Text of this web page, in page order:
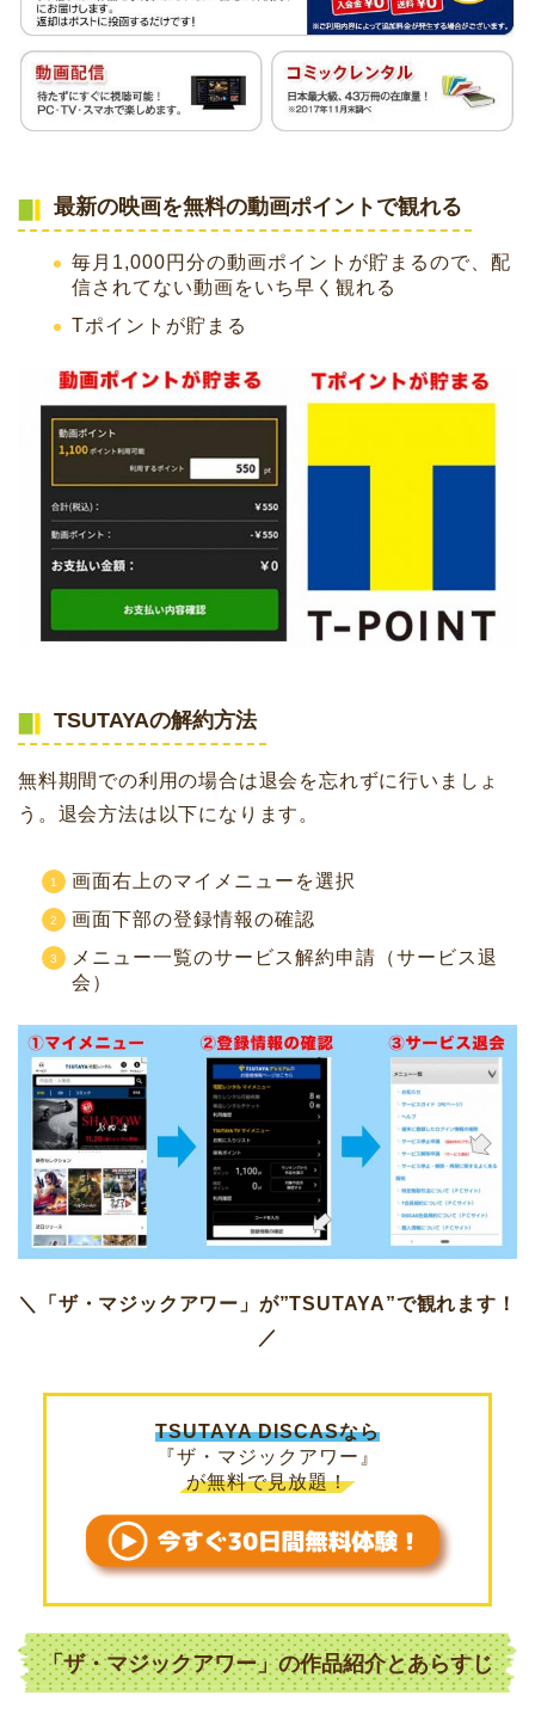
最新の映画を無料の動画ポイントで観れる
毎月1,000円分の動画ポイントが貯まるので、配
信されてない動画をいち早く観れる
Tポイントが貯まる
TSUTAYAの解約方法
無料期間での利用の場合は退会を忘れずに行いましょ
う。退会方法は以下になります。
画面右上のマイメニューを選択
画面下部の登録情報の確認
メニュー一覧のサービス解約申請（サービス退
会）
＼「ザ・マジックアワー」が”TSUTAYA”で観れます！
／
TSUTAYA DISCASなら
『ザ・マジックアワー』
が無料で見放題！
「ザ・マジックアワー」の作品紹介とあらすじ